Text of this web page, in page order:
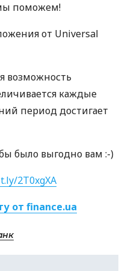
поможем!
от Universal
возможность
каждые
период достигает
было выгодно вам :-)
2T0xgXA
от finance.ua